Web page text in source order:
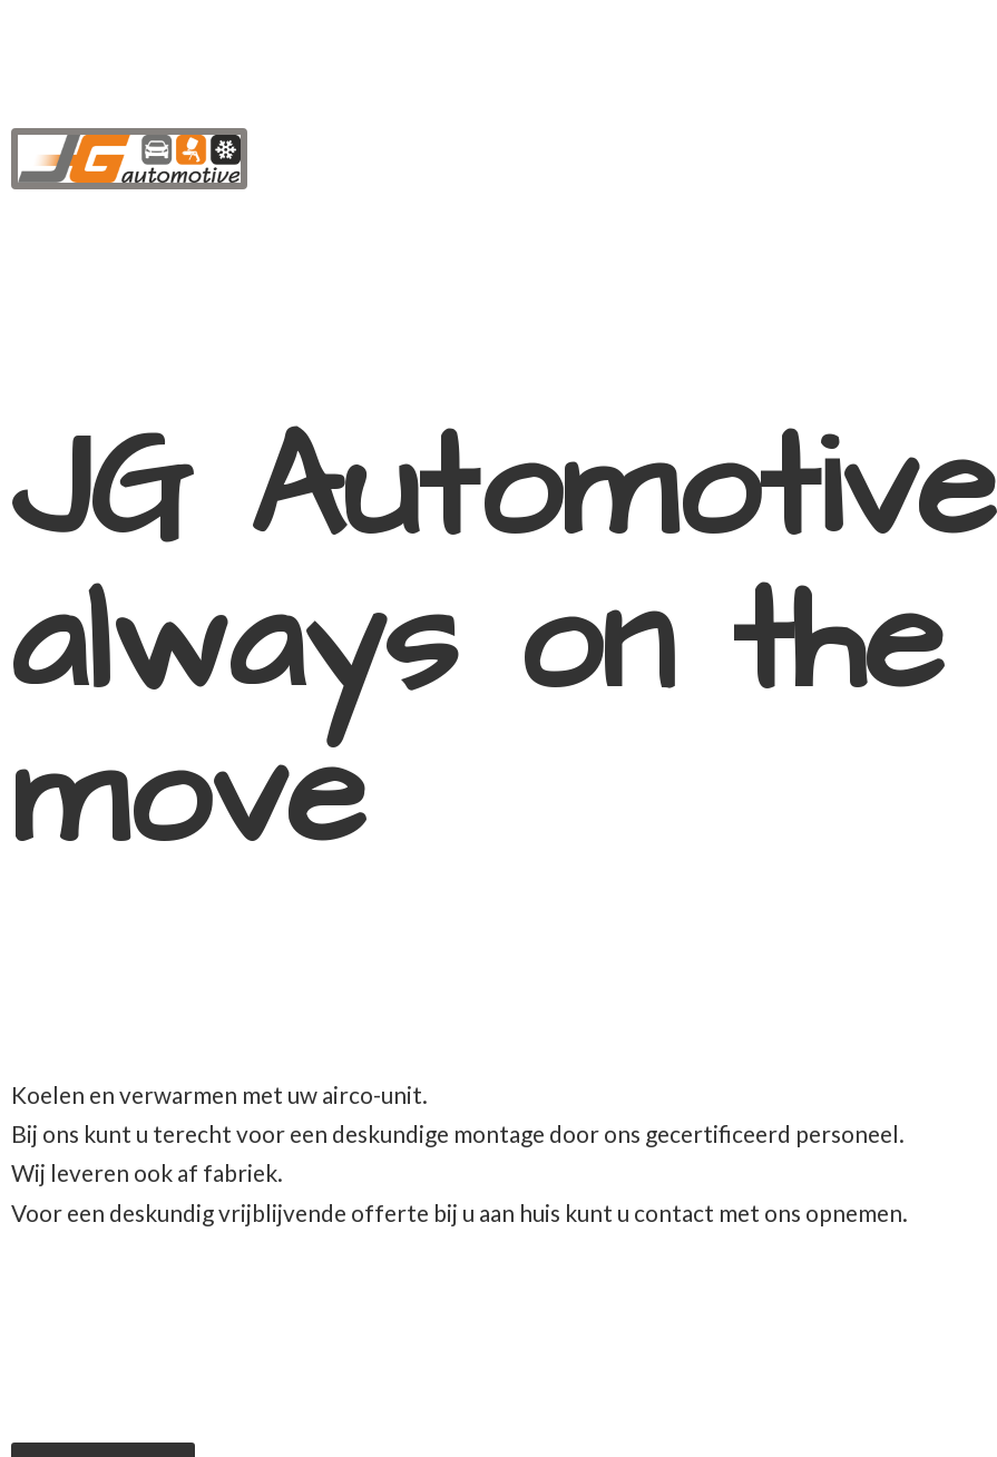
JG Automotive
always on the
move
Koelen en verwarmen met uw airco-unit.
Bij ons kunt u terecht voor een deskundige montage door ons gecertificeerd personeel.
Wij leveren ook af fabriek.
Voor een deskundig vrijblijvende offerte bij u aan huis kunt u contact met ons opnemen.